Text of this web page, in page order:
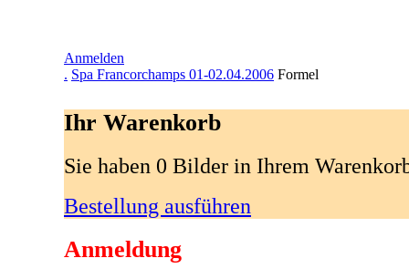
Anmelden
. Spa Francorchamps 01-02.04.2006 Formel
Ihr Warenkorb
Sie haben 0 Bilder in Ihrem
Bestellung ausführen
Anmeldung